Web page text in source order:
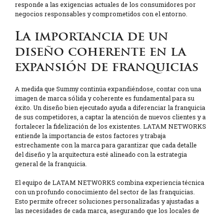
responde a las exigencias actuales de los consumidores por
negocios responsables y comprometidos con el entorno.
La importancia de un
diseño coherente en la
expansión de franquicias
A medida que Summy continúa expandiéndose, contar con una
imagen de marca sólida y coherente es fundamental para su
éxito. Un diseño bien ejecutado ayuda a diferenciar la franquicia
de sus competidores, a captar la atención de nuevos clientes y a
fortalecer la fidelización de los existentes. LATAM NETWORKS
entiende la importancia de estos factores y trabaja
estrechamente con la marca para garantizar que cada detalle
del diseño y la arquitectura esté alineado con la estrategia
general de la franquicia.
El equipo de LATAM NETWORKS combina experiencia técnica
con un profundo conocimiento del sector de las franquicias.
Esto permite ofrecer soluciones personalizadas y ajustadas a
las necesidades de cada marca, asegurando que los locales de